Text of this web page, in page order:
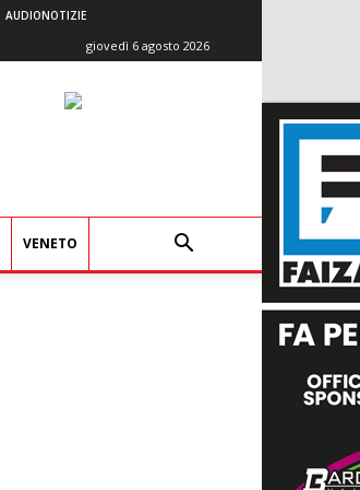
AUDIONOTIZIE
giovedì 6 agosto 2026
VENETO